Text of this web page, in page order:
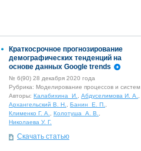
Краткосрочное прогнозирование
демографических тенденций на
основе данных Google trends
№ 6(90) 28 декабря 2020 года
Рубрика: Моделирование процессов и систем
Авторы: Калабихина И., Абдуселимова И. А.,
Архангельский В. Н., Банин Е. П.,
Клименко Г. А., Колотуша А. В.,
Николаева У. Г.
Скачать статью